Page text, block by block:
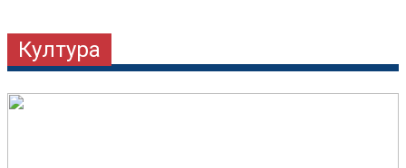
Култура